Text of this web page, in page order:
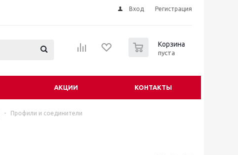
Вход Регистрация
Корзина
пуста
АКЦИИ КОНТАКТЫ
- Профили и соединители